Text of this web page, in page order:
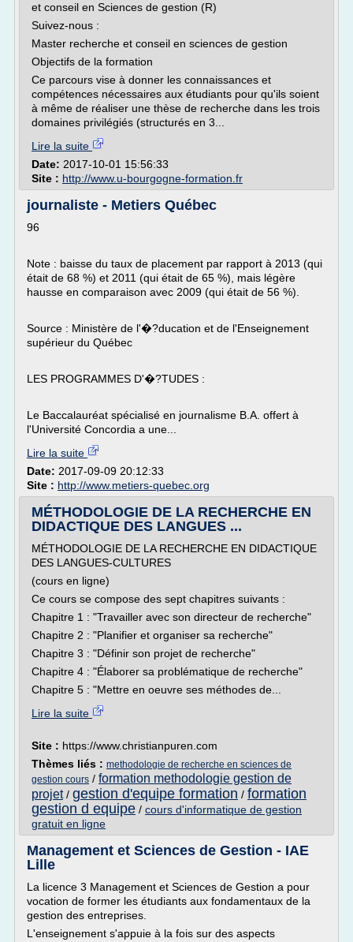
et conseil en Sciences de gestion (R)
Suivez-nous :
Master recherche et conseil en sciences de gestion
Objectifs de la formation
Ce parcours vise à donner les connaissances et
compétences nécessaires aux étudiants pour qu'ils soient
à même de réaliser une thèse de recherche dans les trois
domaines privilégiés (structurés en 3...
Lire la suite
Date: 2017-10-01 15:56:33
Site : http://www.u-bourgogne-formation.fr
journaliste - Metiers Québec
96
Note : baisse du taux de placement par rapport à 2013 (qui
était de 68 %) et 2011 (qui était de 65 %), mais légère
hausse en comparaison avec 2009 (qui était de 56 %).
Source : Ministère de l'�?ducation et de l'Enseignement
supérieur du Québec
LES PROGRAMMES D'�?TUDES :
Le Baccalauréat spécialisé en journalisme B.A. offert à
l'Université Concordia a une...
Lire la suite
Date: 2017-09-09 20:12:33
Site : http://www.metiers-quebec.org
MÉTHODOLOGIE DE LA RECHERCHE EN
DIDACTIQUE DES LANGUES ...
MÉTHODOLOGIE DE LA RECHERCHE EN DIDACTIQUE
DES LANGUES-CULTURES
(cours en ligne)
Ce cours se compose des sept chapitres suivants :
Chapitre 1 : "Travailler avec son directeur de recherche"
Chapitre 2 : "Planifier et organiser sa recherche"
Chapitre 3 : "Définir son projet de recherche"
Chapitre 4 : "Élaborer sa problématique de recherche"
Chapitre 5 : "Mettre en oeuvre ses méthodes de...
Lire la suite
Site : https://www.christianpuren.com
Thèmes liés : methodologie de recherche en sciences de
gestion cours / formation methodologie gestion de
projet/ gestion d'equipe formation / formation
gestion d equipe / cours d'informatique de gestion
gratuit en ligne
Management et Sciences de Gestion - IAE
Lille
La licence 3 Management et Sciences de Gestion a pour
vocation de former les étudiants aux fondamentaux de la
gestion des entreprises.
L'enseignement s'appuie à la fois sur des aspects